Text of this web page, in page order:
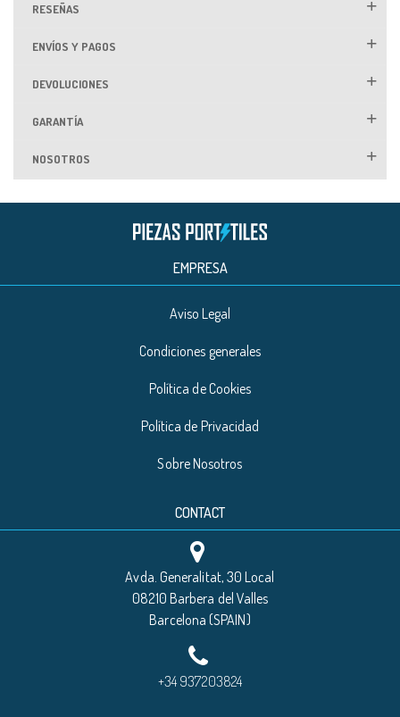
RESEÑAS
ENVÍOS Y PAGOS
DEVOLUCIONES
GARANTÍA
NOSOTROS
EMPRESA
Aviso Legal
Condiciones generales
Política de Cookies
Política de Privacidad
Sobre Nosotros
CONTACT
Avda. Generalitat, 30 Local
08210 Barbera del Valles
Barcelona (SPAIN)
+34 937203824